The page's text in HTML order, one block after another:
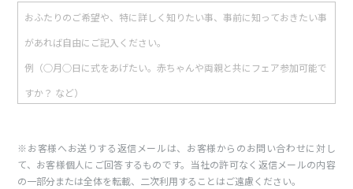
※お客様へお送りする返信メールは、お客様からのお問い合わせに対し
て、お客様個人にご回答するものです。当社の許可なく返信メールの内容
の一部分または全体を転載、二次利用することはご遠慮ください。